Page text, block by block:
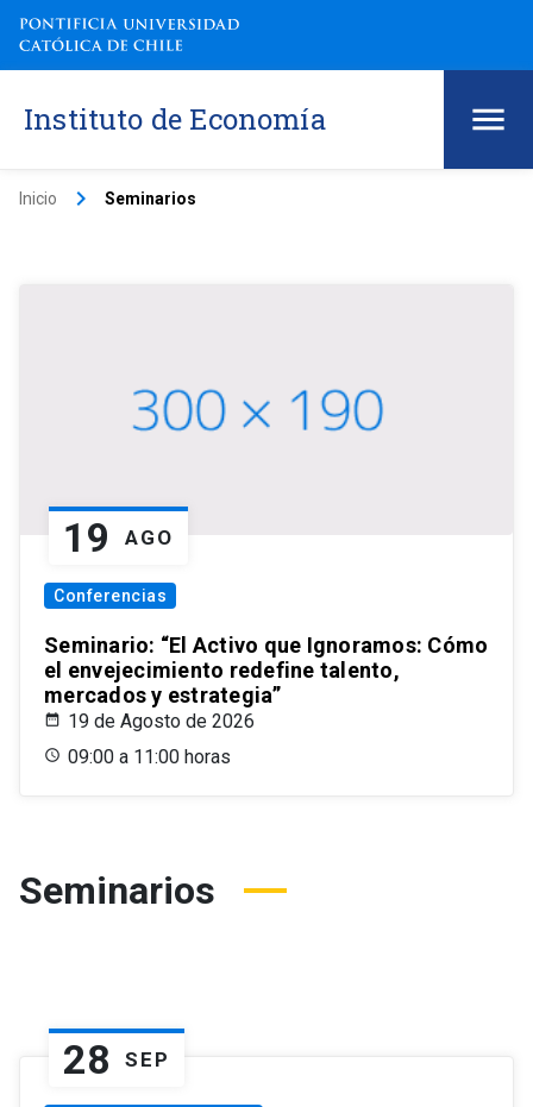
Instituto de Economía
Inicio keyboard_arrow_right Seminarios
19 AGO
Conferencias
Seminario: “El Activo que Ignoramos: Cómo
el envejecimiento redefine talento,
mercados y estrategia”
19 de Agosto de 2026
09:00 a 11:00 horas
Seminarios
28 SEP